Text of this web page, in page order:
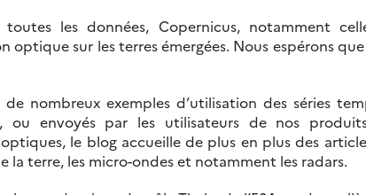
les données, Copernicus, notamment
sur les terres émergées. Nous espérons
nombreux exemples d’utilisation des séries
ou envoyés par les utilisateurs de nos
le blog accueille de plus en plus des
la terre, les micro-ondes et notamment les radars.